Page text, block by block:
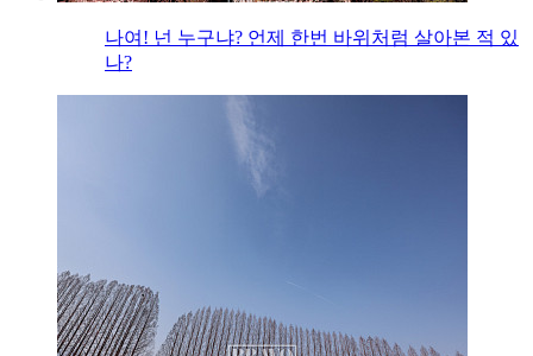
나여! 넌 누구냐? 언제 한번 바위처럼 살아본 적 있
나?